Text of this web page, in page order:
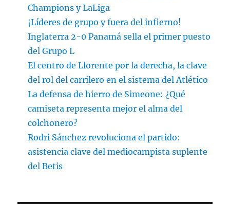
Champions y LaLiga
¡Líderes de grupo y fuera del infierno!
Inglaterra 2-0 Panamá sella el primer puesto
del Grupo L
El centro de Llorente por la derecha, la clave
del rol del carrilero en el sistema del Atlético
La defensa de hierro de Simeone: ¿Qué
camiseta representa mejor el alma del
colchonero?
Rodri Sánchez revoluciona el partido:
asistencia clave del mediocampista suplente
del Betis